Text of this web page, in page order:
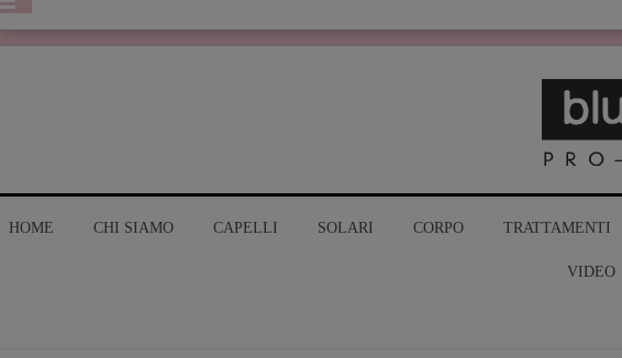
HOME CHI SIAMO CAPELLI SOLARI CORPO TRATTAMENTI
VIDEO